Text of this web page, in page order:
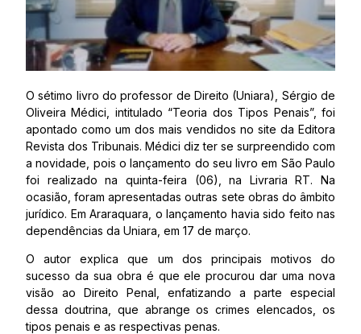
O sétimo livro do professor de Direito (Uniara), Sérgio de
Oliveira Médici, intitulado “Teoria dos Tipos Penais”, foi
apontado como um dos mais vendidos no site da Editora
Revista dos Tribunais. Médici diz ter se surpreendido com
a novidade, pois o lançamento do seu livro em São Paulo
foi realizado na quinta-feira (06), na Livraria RT. Na
ocasião, foram apresentadas outras sete obras do âmbito
jurídico. Em Araraquara, o lançamento havia sido feito nas
dependências da Uniara, em 17 de março.
O autor explica que um dos principais motivos do
sucesso da sua obra é que ele procurou dar uma nova
visão ao Direito Penal, enfatizando a parte especial
dessa doutrina, que abrange os crimes elencados, os
tipos penais e as respectivas penas.